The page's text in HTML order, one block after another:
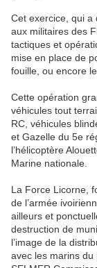
Cet exercice, qui a
aux militaires des
tactiques et
mise en place de
fouille, ou encore
Cette opération
véhicules tout
RC, véhicules
et Gazelle du 5e
l’hélicoptère
Marine nationale.
La Force Licorne,
de l’armée
ailleurs et
destruction de
l’image de la
avec les marins du